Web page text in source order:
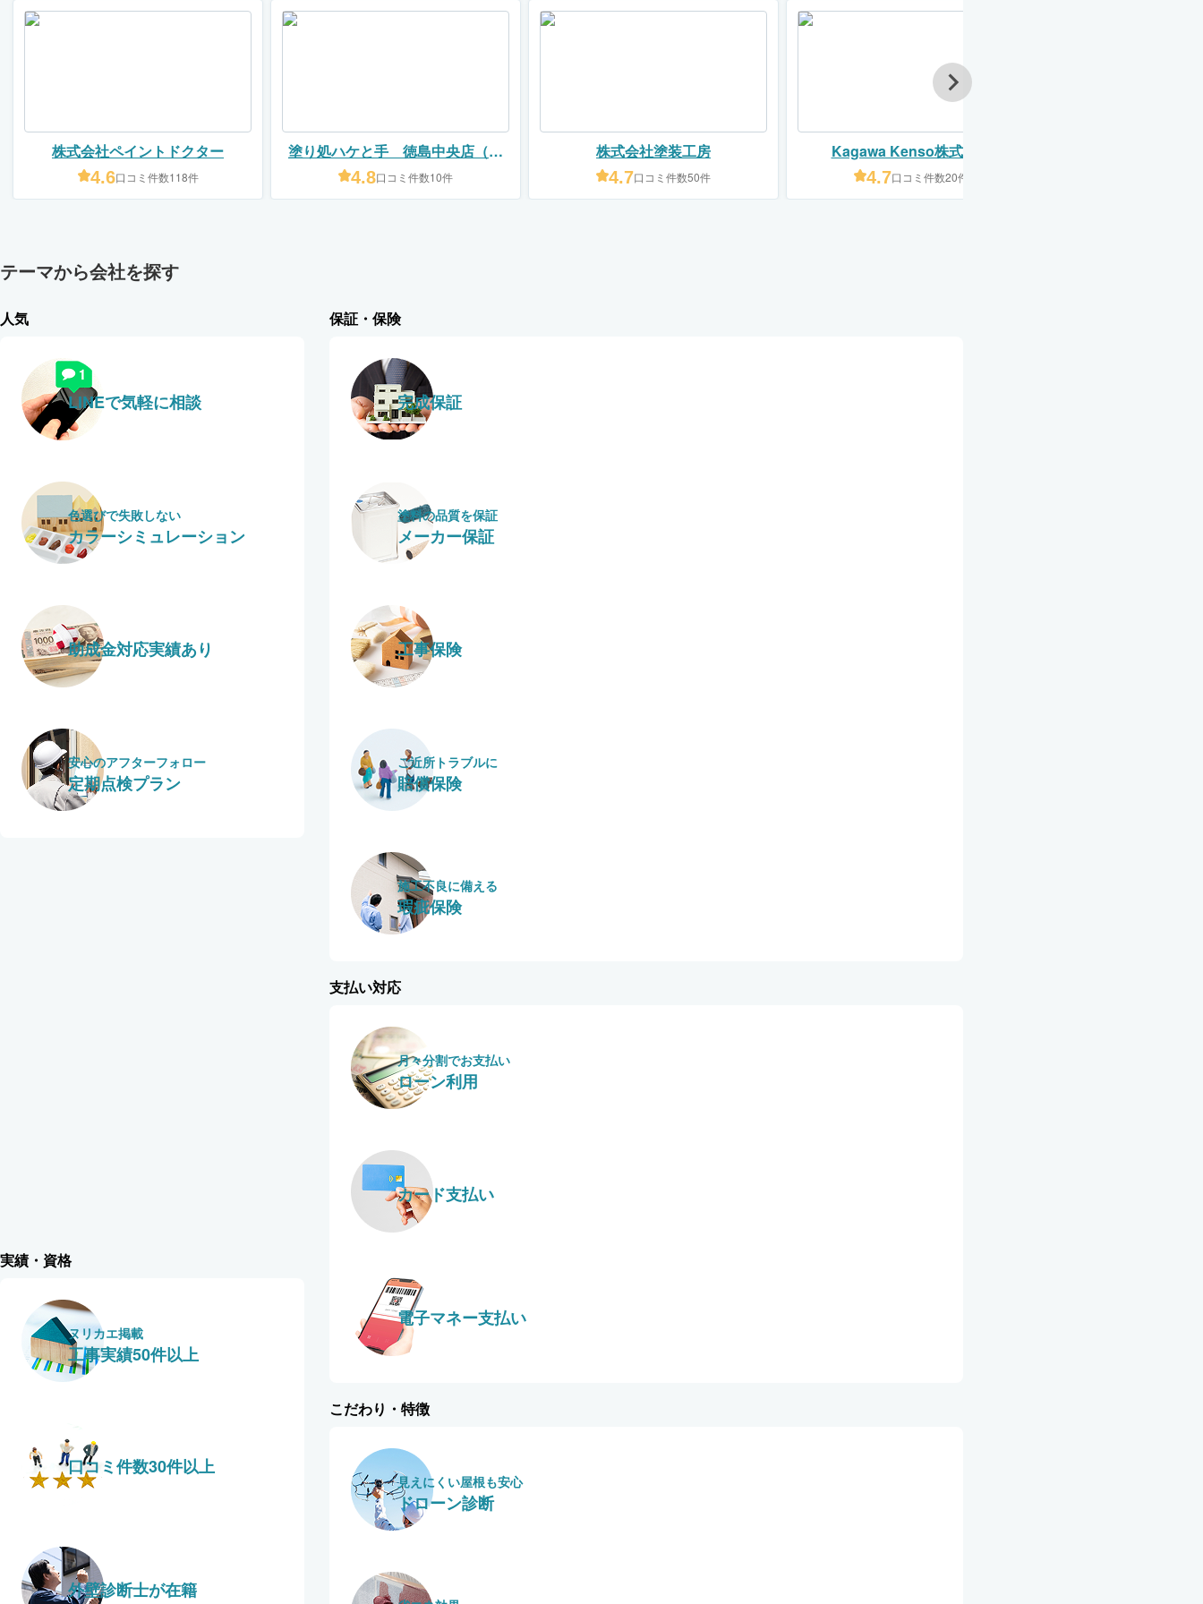
株式会社ペイントドクター
4.6口コミ件数118件
塗り処ハケと手 徳島中央店（ペ
イント工房和）
4.8口コミ件数10件
株式会社塗装工房
4.7口コミ件数50件
Kagawa Kenso株式会社
4.7口コミ件数20件
テーマから会社を探す
人気
LINEで気軽に相談
色選びで失敗しない
カラーシミュレーション
助成金対応実績あり
安心のアフターフォロー
定期点検プラン
実績・資格
ヌリカエ掲載
工事実績50件以上
口コミ件数30件以上
外壁診断士が在籍
保証・保険
完成保証
塗料の​品質を​保証
メーカー保証
工事保険
ご近所トラブルに
賠償保険
施工不良に​備える
瑕疵保険
支払い対応
月々​分割で​お支払い
ローン利用
カード支払い
電子マネー支払い
こだわり・特徴
見えにくい屋根も安心
ドローン診断